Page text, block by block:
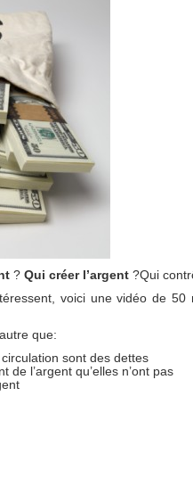
? Qui créer l’argent ?Qui
voici une vidéo de 50
que:
sont des dettes
de l’argent qu’elles n’ont pas